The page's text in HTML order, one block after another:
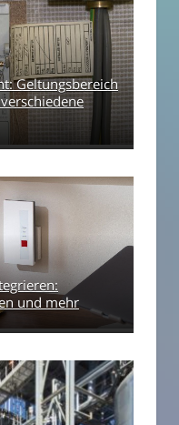
Geltungsbereich
und mehr